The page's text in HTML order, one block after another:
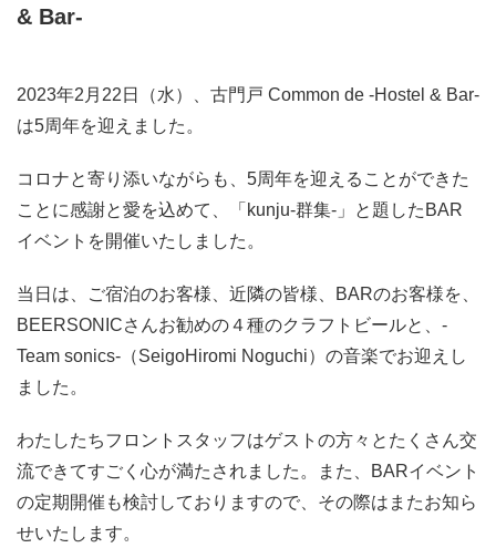
& Bar-
2023年2月22日（水）、古門戸 Common de -Hostel & Bar-
は5周年を迎えました。
コロナと寄り添いながらも、5周年を迎えることができた
ことに感謝と愛を込めて、「kunju-群集-」と題したBAR
イベントを開催いたしました。
当日は、ご宿泊のお客様、近隣の皆様、BARのお客様を、
BEERSONICさんお勧めの４種のクラフトビールと、-
Team sonics-（SeigoHiromi Noguchi）の音楽でお迎えし
ました。
わたしたちフロントスタッフはゲストの方々とたくさん交
流できてすごく心が満たされました。また、BARイベント
の定期開催も検討しておりますので、その際はまたお知ら
せいたします。